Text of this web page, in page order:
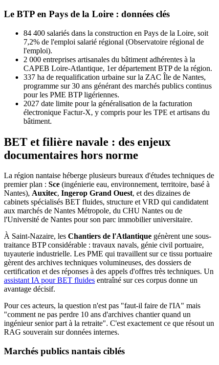
Le BTP en Pays de la Loire : données clés
84 400 salariés dans la construction en Pays de la Loire, soit
7,2% de l'emploi salarié régional (Observatoire régional de
l'emploi).
2 000 entreprises artisanales du bâtiment adhérentes à la
CAPEB Loire-Atlantique, 1er département BTP de la région.
337 ha de requalification urbaine sur la ZAC Île de Nantes,
programme sur 30 ans générant des marchés publics continus
pour les PME BTP ligériennes.
2027 date limite pour la généralisation de la facturation
électronique Factur-X, y compris pour les TPE et artisans du
bâtiment.
BET et filière navale : des enjeux
documentaires hors norme
La région nantaise héberge plusieurs bureaux d'études techniques de
premier plan : Sce (ingénierie eau, environnement, territoire, basé à
Nantes), Auxitec, Ingerop Grand Ouest, et des dizaines de
cabinets spécialisés BET fluides, structure et VRD qui candidatent
aux marchés de Nantes Métropole, du CHU Nantes ou de
l'Université de Nantes pour son parc immobilier universitaire.
À Saint-Nazaire, les Chantiers de l'Atlantique génèrent une sous-
traitance BTP considérable : travaux navals, génie civil portuaire,
tuyauterie industrielle. Les PME qui travaillent sur ce tissu portuaire
gèrent des archives techniques volumineuses, des dossiers de
certification et des réponses à des appels d'offres très techniques. Un
assistant IA pour BET fluides entraîné sur ces corpus donne un
avantage décisif.
Pour ces acteurs, la question n'est pas "faut-il faire de l'IA" mais
"comment ne pas perdre 10 ans d'archives chantier quand un
ingénieur senior part à la retraite". C'est exactement ce que résout un
RAG souverain sur données internes.
Marchés publics nantais ciblés